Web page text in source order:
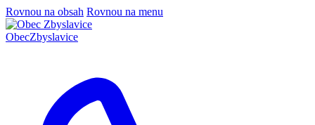
Rovnou na obsah Rovnou na menu
ObecZbyslavice